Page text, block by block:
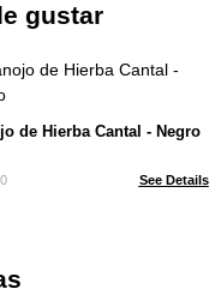
gustar
de Hierba Cantal - Negro
See Details